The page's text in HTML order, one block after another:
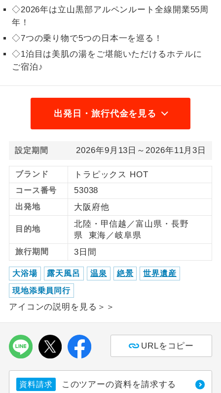
◇2026年は立山黒部アルペンルート全線開業55周
年！
◇7つの乗り物で5つの日本一を巡る！
◇1泊目は美肌の湯をご堪能いただけるホテルに
ご宿泊♪
出発日・旅行代金を見る
設定期間 2026年9月13日～2026年11月3日
ブランド トラピックス HOT
コース番号 53038
出発地 大阪府他
目的地
北陸・甲信越／富山県・長野
県 東海／岐阜県
旅行期間 3日間
大浴場 露天風呂 温泉 絶景 世界遺産
現地添乗員同行
アイコンの説明を見る＞＞
URLをコピー
資料請求 このツアーの資料を請求する
スです。
金
コースです。
ご夫婦限定
女性限定
年齢制限あり
利用航空会社が指定なので、ご出発の計
画にとても便利です。
ホテル指定
ご紹介するホテルを指定したコースで
す。
ス2席利用
おひとり様でバス席を2席利⽤できま
す。